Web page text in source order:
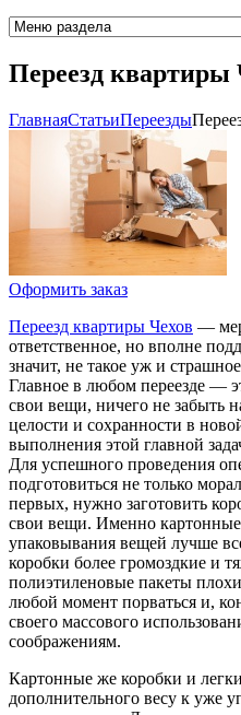
Переезд квартиры
ГлавнаяCтатьиПереезды
Оформить заказ
Переезд квартиры Чехов —
ответственное, но вполне
значит, не такое уж и
Главное в любом переезде —
свои вещи, ничего не забыть
целости и сохранности в
выполнения этой главной
Для успешного проведения
подготовиться не только
первых, нужно заготовить
свои вещи. Именно картонные
упаковывания вещей лучше
коробки более громоздкие и
полиэтиленовые пакеты
любой момент порваться и,
своего массового
соображениям.
Картонные же коробки и
дополнительного весу к уже